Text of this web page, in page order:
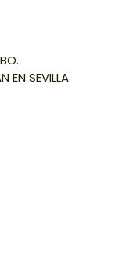
EN SEVILLA